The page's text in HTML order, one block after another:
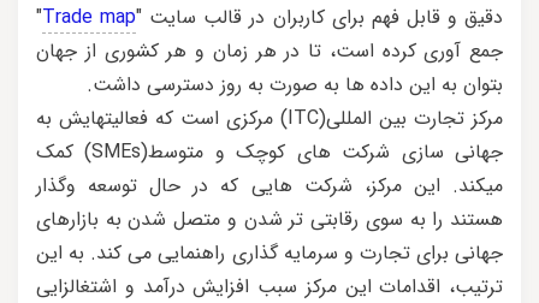
دقیق و قابل فهم برای کاربران در قالب سایت "Trade map
"
جمع آوری کرده است، تا در هر زمان و هر کشوری از جهان
بتوان به این داده ها به صورت به روز دسترسی داشت.
مرکز تجارت بین المللی(ITC) مرکزی است که فعالیتهایش به
جهانی سازی شرکت های کوچک و متوسط(SMEs) کمک
میکند. این مرکز، شرکت هایی که در حال توسعه وگذار
هستند را به سوی رقابتی تر شدن و متصل شدن به بازارهای
جهانی برای تجارت و سرمایه گذاری راهنمایی می کند. به این
ترتیب، اقدامات این مرکز سبب افزایش درآمد و اشتغالزایی